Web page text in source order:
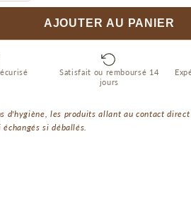
AJOUTER AU PANIER
Satisfait ou remboursé 14
jours
d'hygiène, les produits allant au contact
si déballés.